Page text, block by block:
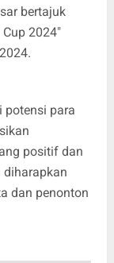
bertajuk
2024"
potensi para
positif dan
dan penonton